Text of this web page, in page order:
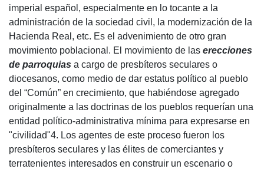
imperial español, especialmente en lo tocante a la
administración de la sociedad civil, la modernización de la
Hacienda Real, etc. Es el advenimiento de otro gran
movimiento poblacional. El movimiento de las erecciones
de parroquias a cargo de presbíteros seculares o
diocesanos, como medio de dar estatus político al pueblo
del “Común” en crecimiento, que habiéndose agregado
originalmente a las doctrinas de los pueblos requerían una
entidad político-administrativa mínima para expresarse en
"civilidad"4. Los agentes de este proceso fueron los
presbíteros seculares y las élites de comerciantes y
terratenientes interesados en construir un escenario o